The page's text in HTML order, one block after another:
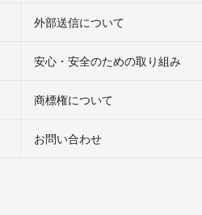
外部送信について
安心・安全のための取り組み
商標権について
お問い合わせ